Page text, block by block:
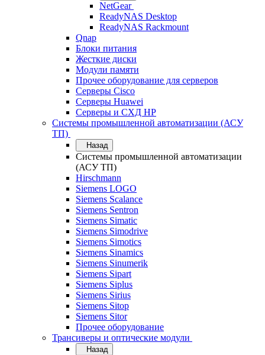
NetGear
ReadyNAS Desktop
ReadyNAS Rackmount
Qnap
Блоки питания
Жесткие диски
Модули памяти
Прочее оборудование для серверов
Серверы Cisco
Серверы Huawei
Серверы и СХД HP
Системы промышленной автоматизации (АСУ
ТП)
Назад
Системы промышленной автоматизации
(АСУ ТП)
Hirschmann
Siemens LOGO
Siemens Scalance
Siemens Sentron
Siemens Simatic
Siemens Simodrive
Siemens Simotics
Siemens Sinamics
Siemens Sinumerik
Siemens Sipart
Siemens Siplus
Siemens Sirius
Siemens Sitop
Siemens Sitor
Прочее оборудование
Трансиверы и оптические модули
Назад